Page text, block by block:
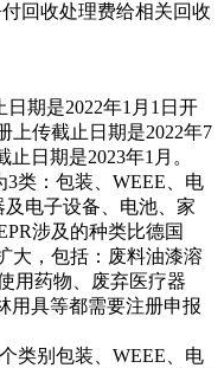
回收处理费给相关回收
期是2022年1月1日开
上传截止日期是2022年7
日期是2023年1月。
3类：包装、WEEE、电
电子设备、电池、家
涉及的种类比德国
大，包括：废料油漆溶
用药物、废弃医疗器
用具等都需要注册申报
类别包装、WEEE、电